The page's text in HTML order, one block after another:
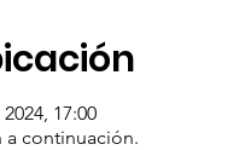
17:00
continuación.